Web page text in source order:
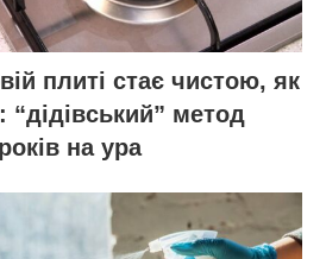
плиті стає чистою, як
“дідівський” метод
на ура